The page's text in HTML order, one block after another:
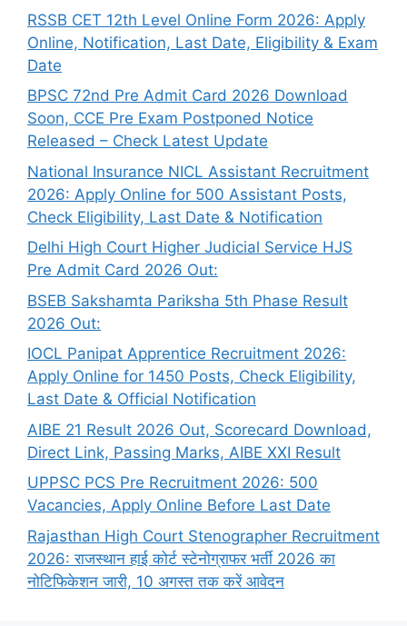
RSSB CET 12th Level Online Form 2026: Apply
Online, Notification, Last Date, Eligibility & Exam
Date
BPSC 72nd Pre Admit Card 2026 Download
Soon, CCE Pre Exam Postponed Notice
Released – Check Latest Update
National Insurance NICL Assistant Recruitment
2026: Apply Online for 500 Assistant Posts,
Check Eligibility, Last Date & Notification
Delhi High Court Higher Judicial Service HJS
Pre Admit Card 2026 Out:
BSEB Sakshamta Pariksha 5th Phase Result
2026 Out:
IOCL Panipat Apprentice Recruitment 2026:
Apply Online for 1450 Posts, Check Eligibility,
Last Date & Official Notification
AIBE 21 Result 2026 Out, Scorecard Download,
Direct Link, Passing Marks, AIBE XXI Result
UPPSC PCS Pre Recruitment 2026: 500
Vacancies, Apply Online Before Last Date
Rajasthan High Court Stenographer Recruitment
2026: राजस्थान हाई कोर्ट स्टेनोग्राफर भर्ती 2026 का
नोटिफिकेशन जारी, 10 अगस्त तक करें आवेदन